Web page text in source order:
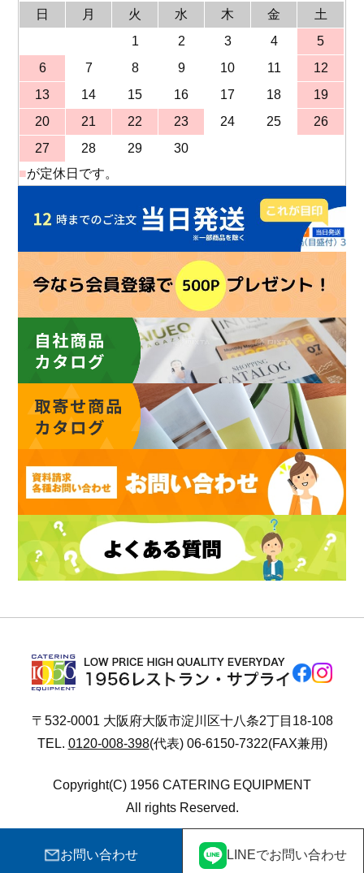
日
月 火 水 木 金
土
1
2 3 4
5
6
7 8 9 10 11
12
13
14 15 16 17 18
19
20
21 22 23 24 25
26
27
28 29
30
■が定休日です。
お問い合わせ LINEでお問い合わせ
〒532-0001 大阪府大阪市淀川区十八条2丁目18-108
TEL. 0120-008-398(代表) 06-6150-7322(FAX兼用)
Copyright(C) 1956 CATERING EQUIPMENT
All rights Reserved.